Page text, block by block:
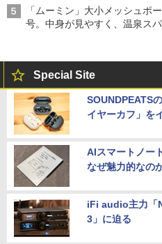
「ムーミン」大小メッシュポ
号。中身が見やすく、温泉ス
Special Site
SOUNDPEATS
イヤーカフ」を
AIスマートノー
なぜ魅力的なの
iFi audio主力「
3」に迫る